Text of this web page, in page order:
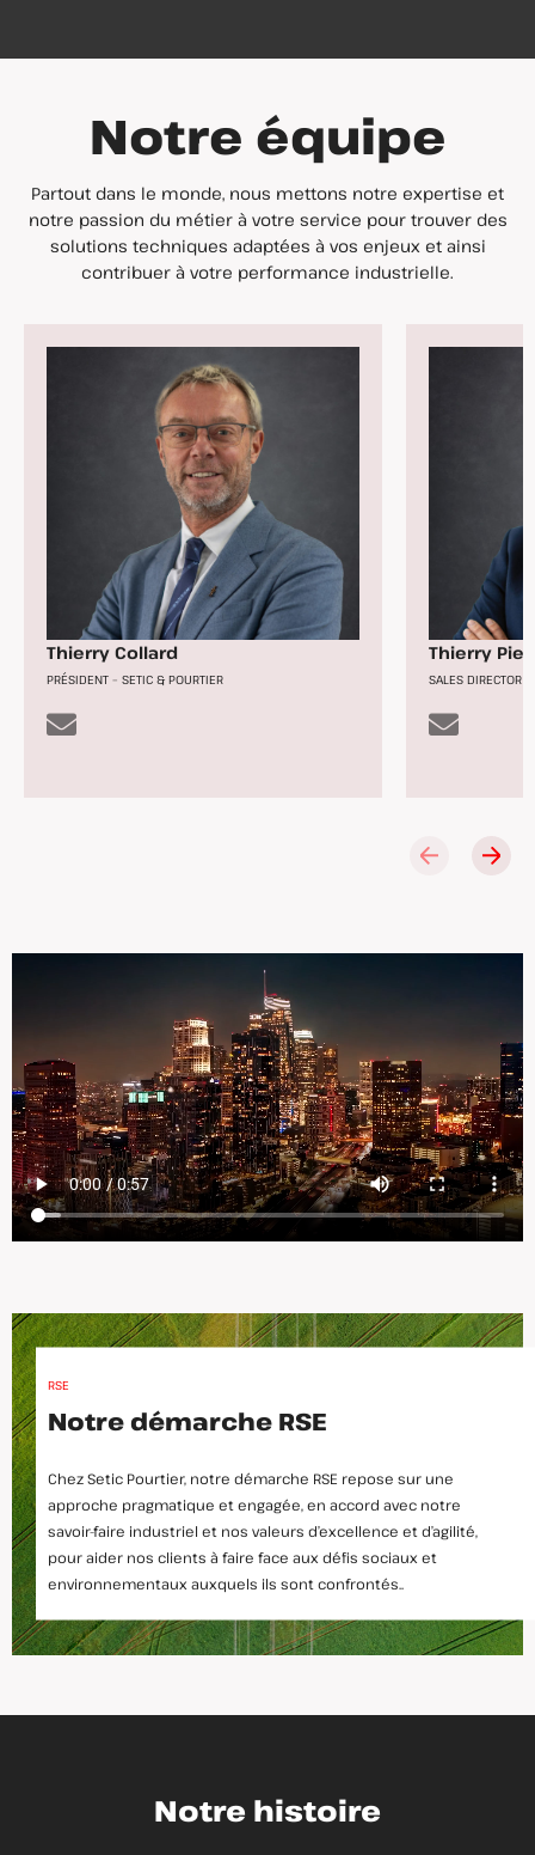
Notre équipe
Partout dans le monde, nous mettons notre expertise et
notre passion du métier à votre service pour trouver des
solutions techniques adaptées à vos enjeux et ainsi
contribuer à votre performance industrielle.
Thierry Collard
PRÉSIDENT – SETIC & POURTIER
Thierry
SALES DIRECTOR
RSE
Notre démarche RSE
Chez Setic Pourtier, notre démarche RSE repose sur une
approche pragmatique et engagée, en accord avec notre
savoir-faire industriel et nos valeurs d’excellence et d’agilité,
pour aider nos clients à faire face aux défis sociaux et
environnementaux auxquels ils sont confrontés..
Notre histoire